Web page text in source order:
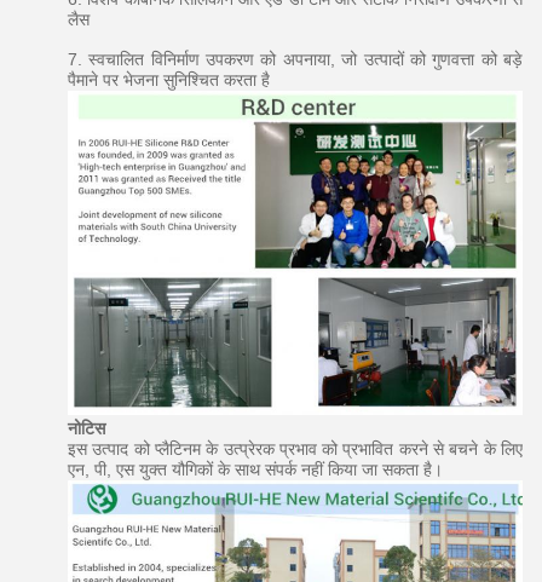
लैस
7. स्वचालित विनिर्माण उपकरण को अपनाया, जो उत्पादों को गुणवत्ता को बड़े
पैमाने पर भेजना सुनिश्चित करता है
नोटिस
इस उत्पाद को प्लैटिनम के उत्प्रेरक प्रभाव को प्रभावित करने से बचने के लिए
एन, पी, एस युक्त यौगिकों के साथ संपर्क नहीं किया जा सकता है।